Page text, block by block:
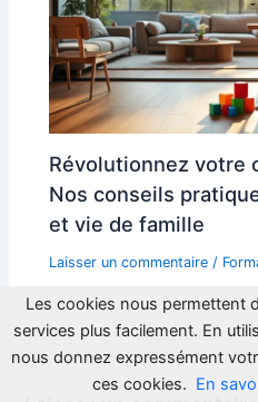
Révolutionnez votre
Nos conseils
et vie de famille
Laisser un commentaire /
Les cookies nous permettent
services plus facilement. En
nous donnez expressément
ces cookies. En